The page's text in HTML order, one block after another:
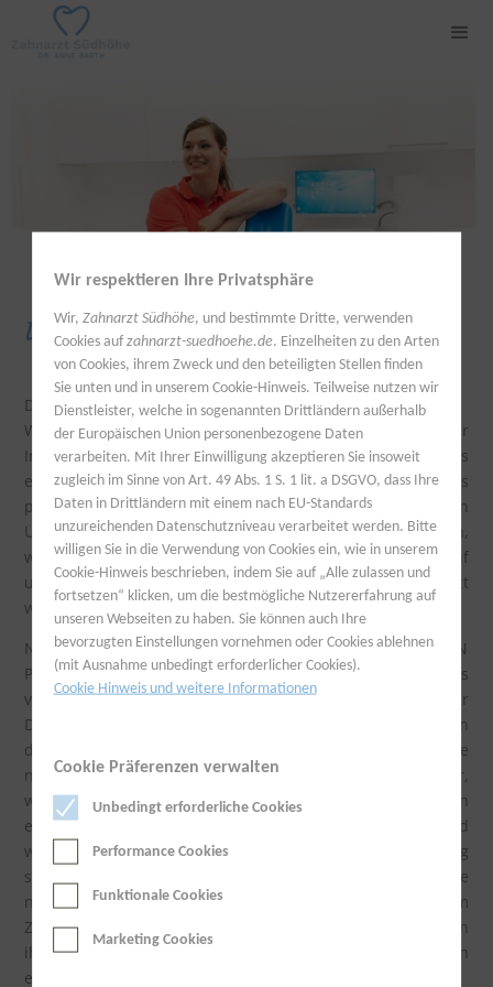
Datenschutz
DATENSCHUTZERKLÄRUNG
Wir freuen uns über Ihren Besuch auf unserer
Internetseite. Der Schutz Ihrer persönlichen Daten ist uns
ein besonderes Anliegen. Deswegen werden bei uns
personenbezogene Daten nur im technisch erforderlichen
Umfang erhoben. Nachfolgend werden wir Ihnen erläutern,
welche Informationen wir während Ihres Besuches auf
unserer Internetseite erfassen und wie diese genutzt
werden.
NUTZUNG UND WEITERGABE PERSONENBEZOGENER DATEN
Personenbezogene Daten werden auf diesen Seiten stets
vertraulich behandelt und entsprechend dieser
Datenschutz-erklärung sowie den geltenden
datenschutzrechtlichen Bestimmungen verarbeitet. Die
nachfolgenden Bestimmungen geben Auskunft darüber,
welche personenbezogenen Daten wir auf diesen Seiten
erheben, für welchen Zweck wir sie verwenden und
welchen Dritten wir sie gegebenenfalls zur Verfügung
stellen. Ihre personenbezogenen Daten werden an Dritte
nur weitergegeben oder sonst übermittelt, wenn dies zum
Zweck der Vertragsabwicklung erforderlich ist und wenn
ihre Speicherung aus sonstigen gesetzlichen Gründen
erforderlich ist.
Wir respektieren Ihre Privatsphäre
Wir, Zahnarzt Südhöhe, und bestimmte Dritte, verwenden
Cookies auf zahnarzt-suedhoehe.de. Einzelheiten zu den Arten
von Cookies, ihrem Zweck und den beteiligten Stellen finden
Sie unten und in unserem Cookie-Hinweis. Teilweise nutzen wir
Dienstleister, welche in sogenannten Drittländern außerhalb
der Europäischen Union personenbezogene Daten
verarbeiten. Mit Ihrer Einwilligung akzeptieren Sie insoweit
zugleich im Sinne von Art. 49 Abs. 1 S. 1 lit. a DSGVO, dass Ihre
Daten in Drittländern mit einem nach EU-Standards
unzureichenden Datenschutzniveau verarbeitet werden. Bitte
willigen Sie in die Verwendung von Cookies ein, wie in unserem
Cookie-Hinweis beschrieben, indem Sie auf „Alle zulassen und
fortsetzen“ klicken, um die bestmögliche Nutzererfahrung auf
unseren Webseiten zu haben. Sie können auch Ihre
bevorzugten Einstellungen vornehmen oder Cookies ablehnen
(mit Ausnahme unbedingt erforderlicher Cookies).
Cookie Hinweis und weitere Informationen
Cookie Präferenzen verwalten
Unbedingt erforderliche Cookies
Performance Cookies
Funktionale Cookies
Marketing Cookies